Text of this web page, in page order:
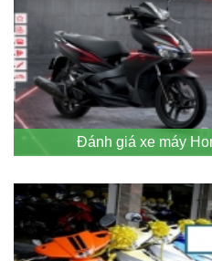
Đánh giá xe máy